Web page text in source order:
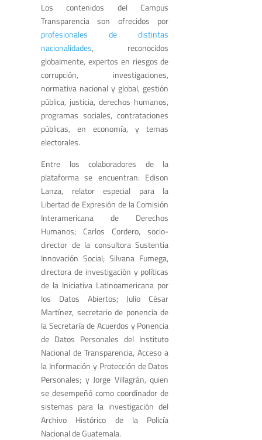
Los contenidos del Campus
Transparencia son ofrecidos por
profesionales de distintas
nacionalidades, reconocidos
globalmente, expertos en riesgos de
corrupción, investigaciones,
normativa nacional y global, gestión
pública, justicia, derechos humanos,
programas sociales, contrataciones
públicas, en economía, y temas
electorales.
Entre los colaboradores de la
plataforma se encuentran: Edison
Lanza, relator especial para la
Libertad de Expresión de la Comisión
Interamericana de Derechos
Humanos; Carlos Cordero, socio-
director de la consultora Sustentia
Innovación Social; Silvana Fumega,
directora de investigación y políticas
de la Iniciativa Latinoamericana por
los Datos Abiertos; Julio César
Martínez, secretario de ponencia de
la Secretaría de Acuerdos y Ponencia
de Datos Personales del Instituto
Nacional de Transparencia, Acceso a
la Información y Protección de Datos
Personales; y Jorge Villagrán, quien
se desempeñó como coordinador de
sistemas para la investigación del
Archivo Histórico de la Policía
Nacional de Guatemala.